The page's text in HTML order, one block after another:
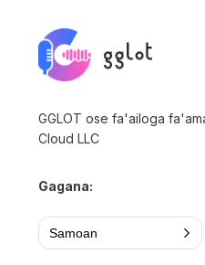
GGLOT ose fa'ailoga
Cloud LLC
Gagana:
Samoan